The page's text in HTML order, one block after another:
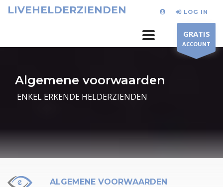
LIVEHELDERZIENDEN LOG IN
GRATIS
ACCOUNT
Algemene voorwaarden
ENKEL ERKENDE HELDERZIENDEN
ALGEMENE VOORWAARDEN